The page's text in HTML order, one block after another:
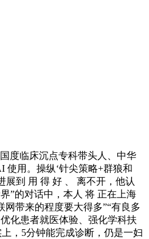
度临床沉点专科带头人、中华
使用。操纵‘针尖策略+群狼和
展到 用 得 好 、 离不开，他认
”的对话中，本人 将 正在上海
带来的程度要大得多”“有良多
化患者就医体验、强化学科扶
，5分钟能完成诊断，仍是一妇